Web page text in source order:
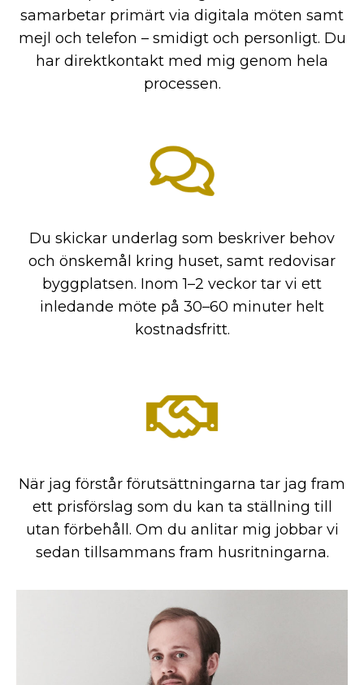
samarbetar primärt via digitala möten samt
mejl och telefon – smidigt och personligt. Du
har direktkontakt med mig genom hela
processen.
Du skickar underlag som beskriver behov
och önskemål kring huset, samt redovisar
byggplatsen. Inom 1–2 veckor tar vi ett
inledande möte på 30–60 minuter helt
kostnadsfritt.
När jag förstår förutsättningarna tar jag fram
ett prisförslag som du kan ta ställning till
utan förbehåll. Om du anlitar mig jobbar vi
sedan tillsammans fram husritningarna.